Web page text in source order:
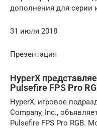
дополнения для серии
31 июля 2018
Презентация
HyperX
Pulsefire FPS Pro
HyperX, игровое
Company, Inc.,
Pulsefire FPS Pro RGB.